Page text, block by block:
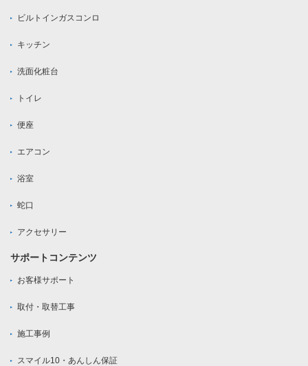
ビルトインガスコンロ
キッチン
洗面化粧台
トイレ
便座
エアコン
浴室
蛇口
アクセサリー
サポートコンテンツ
お客様サポート
取付・取替工事
施工事例
スマイル10・あんしん保証